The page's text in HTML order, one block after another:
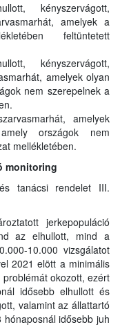
kényszervágott,
amelyek a
feltüntetett
kényszervágott,
amelyek olyan
nem szerepelnek a
amelyek
országok nem
mellékletében.
monitoring
tanácsi rendelet III.
jerkepopuláció
az elhullott, mind a
10.000 vizsgálatot
2021 elött a minimális
okozott, ezért
idősebb elhullott és
valamint az állattartó
idősebb juh